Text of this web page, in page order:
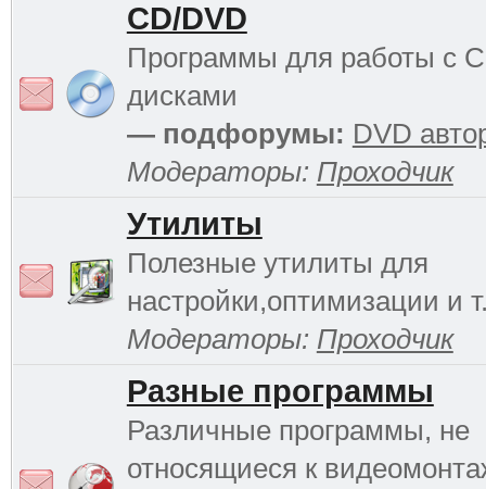
CD/DVD
Программы для работы с
дисками
— подфорумы: DVD
Модераторы: Проходчик
Утилиты
Полезные утилиты для
настройки,оптимизации и
Модераторы: Проходчик
Разные программы
Различные программы, не
относящиеся к